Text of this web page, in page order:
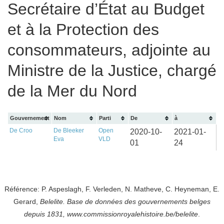
Secrétaire d’État au Budget
et à la Protection des
consommateurs, adjointe au
Ministre de la Justice, chargé
de la Mer du Nord
Gouvernement Nom Parti De à
De Croo
De Bleeker
Eva
Open
VLD
2020-10-
01
2021-01-
24
Référence: P. Aspeslagh, F. Verleden, N. Matheve, C. Heyneman, E.
Gerard, Belelite. Base de données des gouvernements belges
depuis 1831, www.commissionroyalehistoire.be/belelite